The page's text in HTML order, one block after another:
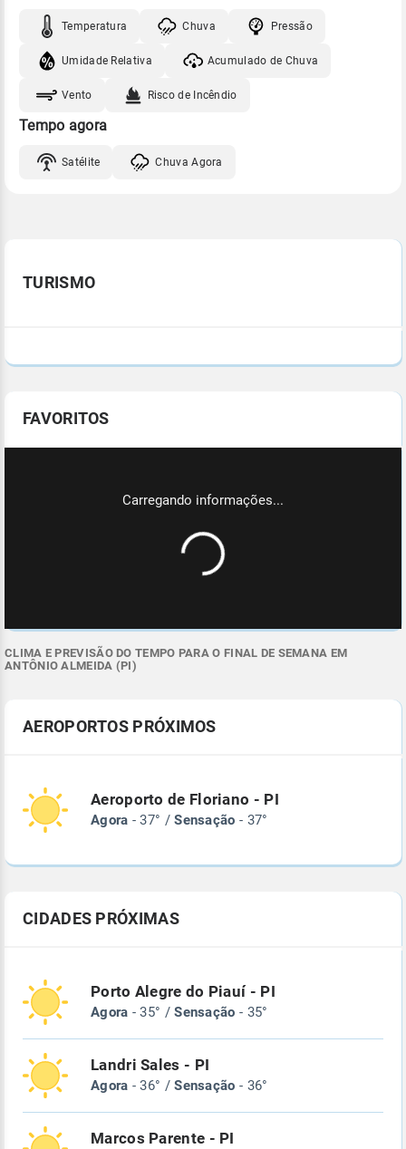
Temperatura Chuva Pressão
Umidade Relativa Acumulado de Chuva
Vento Risco de Incêndio
Tempo agora
Satélite Chuva Agora
TURISMO
FAVORITOS
CLIMA E PREVISÃO DO TEMPO PARA O FINAL DE SEMANA EM
ANTÔNIO ALMEIDA (PI)
AEROPORTOS PRÓXIMOS
Aeroporto de Floriano - PI
Agora - 37° /Sensação - 37°
CIDADES PRÓXIMAS
Porto Alegre do Piauí - PI
Agora - 35° /Sensação - 35°
Landri Sales - PI
Agora - 36° /Sensação - 36°
Marcos Parente - PI